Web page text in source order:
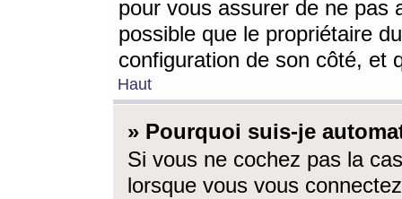
pour vous assurer de ne pas
possible que le propriétaire
configuration de son côté, et
Haut
» Pourquoi suis-je
Si vous ne cochez pas la
lorsque vous vous